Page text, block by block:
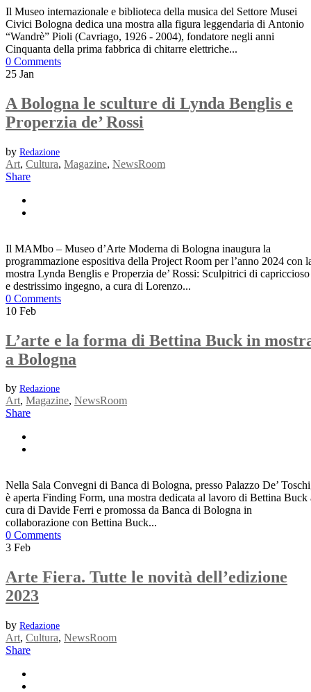
Il Museo internazionale e biblioteca della musica del Settore Musei
Civici Bologna dedica una mostra alla figura leggendaria di Antonio
“Wandrè” Pioli (Cavriago, 1926 - 2004), fondatore negli anni
Cinquanta della prima fabbrica di chitarre elettriche...
0 Comments
25 Jan
A Bologna le sculture di Lynda Benglis e
Properzia de’ Rossi
by Redazione
Art, Cultura, Magazine, NewsRoom
Share
Il MAMbo – Museo d’Arte Moderna di Bologna inaugura la
programmazione espositiva della Project Room per l’anno 2024 con
mostra Lynda Benglis e Properzia de’ Rossi: Sculpitrici di capriccioso
e destrissimo ingegno, a cura di Lorenzo...
0 Comments
10 Feb
L’arte e la forma di Bettina Buck in
a Bologna
by Redazione
Art, Magazine, NewsRoom
Share
Nella Sala Convegni di Banca di Bologna, presso Palazzo De’
è aperta Finding Form, una mostra dedicata al lavoro di Bettina Buck
cura di Davide Ferri e promossa da Banca di Bologna in
collaborazione con Bettina Buck...
0 Comments
3 Feb
Arte Fiera. Tutte le novità dell’edizione
2023
by Redazione
Art, Cultura, NewsRoom
Share